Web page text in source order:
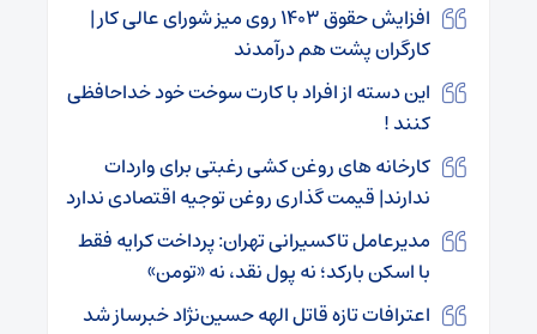
افزایش حقوق ۱۴۰۳ روی میز شورای‌ عالی کار |
کارگران پشت هم درآمدند
این دسته از افراد با کارت سوخت خود خداحافظی
کنند !
کارخانه های روغن کشی رغبتی برای واردات
ندارند| قیمت گذاری روغن توجیه اقتصادی ندارد
مدیرعامل تاکسیرانی تهران: پرداخت کرایه فقط
با اسکن بارکد؛ نه پول نقد، نه «تومن»
اعترافات تازه قاتل الهه حسین‌نژاد خبرساز شد